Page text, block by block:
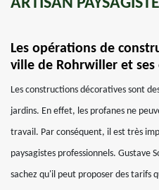
ARTISAN
Les opérations de
ville de Rohrwiller et ses
Les constructions décoratives sont
jardins. En effet, les profanes ne
travail. Par conséquent, il est très
paysagistes professionnels. Gustave
sachez qu'il peut proposer des tarifs